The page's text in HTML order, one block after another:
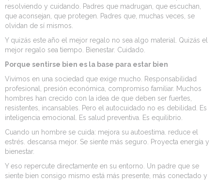
resolviendo y cuidando. Padres que madrugan, que escuchan,
que aconsejan, que protegen. Padres que, muchas veces, se
olvidan de sí mismos.
Y quizás este año el mejor regalo no sea algo material. Quizás el
mejor regalo sea tiempo. Bienestar. Cuidado.
Porque sentirse bien es la base para estar bien
Vivimos en una sociedad que exige mucho. Responsabilidad
profesional, presión económica, compromiso familiar. Muchos
hombres han crecido con la idea de que deben ser fuertes,
resistentes, incansables. Pero el autocuidado no es debilidad. Es
inteligencia emocional. Es salud preventiva. Es equilibrio.
Cuando un hombre se cuida: mejora su autoestima. reduce el
estrés. descansa mejor. Se siente más seguro. Proyecta energía y
bienestar.
Y eso repercute directamente en su entorno. Un padre que se
siente bien consigo mismo está más presente, más conectado y